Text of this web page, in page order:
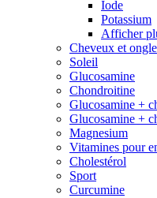
Iode
Potassium
Afficher
Cheveux et
Soleil
Glucosamine
Chondroitine
Glucosamine +
Glucosamine +
Magnesium
Vitamines pour
Cholestérol
Sport
Curcumine